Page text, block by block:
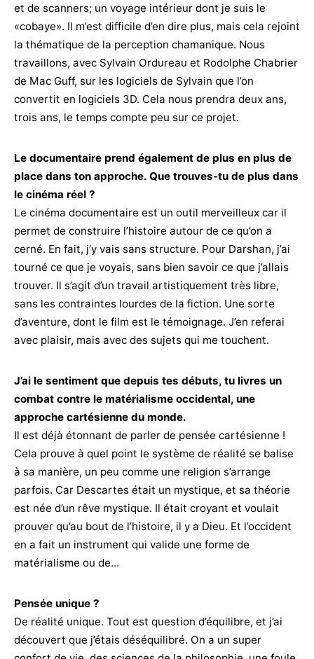
et de scanners; un voyage intérieur dont je suis le
«cobaye». Il m’est difficile d’en dire plus, mais cela rejoint
la thématique de la perception chamanique. Nous
travaillons, avec Sylvain Ordureau et Rodolphe Chabrier
de Mac Guff, sur les logiciels de Sylvain que l’on
convertit en logiciels 3D. Cela nous prendra deux ans,
trois ans, le temps compte peu sur ce projet.
Le documentaire prend également de plus en plus de
place dans ton approche. Que trouves-tu de plus dans
le cinéma réel ?
Le cinéma documentaire est un outil merveilleux car il
permet de construire l’histoire autour de ce qu’on a
cerné. En fait, j’y vais sans structure. Pour Darshan, j’ai
tourné ce que je voyais, sans bien savoir ce que j’allais
trouver. Il s’agit d’un travail artistiquement très libre,
sans les contraintes lourdes de la fiction. Une sorte
d’aventure, dont le film est le témoignage. J’en referai
avec plaisir, mais avec des sujets qui me touchent.
J’ai le sentiment que depuis tes débuts, tu livres un
combat contre le matérialisme occidental, une
approche cartésienne du monde.
Il est déjà étonnant de parler de pensée cartésienne !
Cela prouve à quel point le système de réalité se balise
à sa manière, un peu comme une religion s’arrange
parfois. Car Descartes était un mystique, et sa théorie
est née d’un rêve mystique. Il était croyant et voulait
prouver qu’au bout de l’histoire, il y a Dieu. Et l’occident
en a fait un instrument qui valide une forme de
matérialisme ou de…
Pensée unique ?
De réalité unique. Tout est question d’équilibre, et j’ai
découvert que j’étais déséquilibré. On a un super